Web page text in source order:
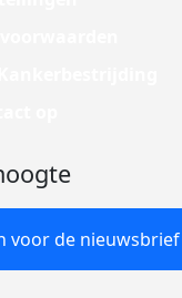
voor de nieuwsbrief